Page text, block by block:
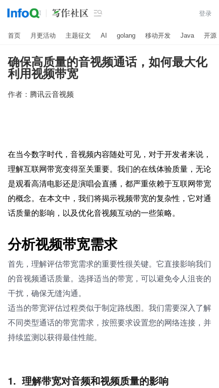
 登录
首页 月更活动 主题征文 AI golang 移动开发 Java 开源
确保高质量的音视频通话，如何最大化
利用视频带宽
作者： 腾讯云音视频
在当今数字时代，音视频内容随处可见，对于开发者来说，
理解互联网带宽变得至关重要。我们的在线体验质量，无论
是观看高清电影还是演唱会直播，都严重依赖于互联网带宽
的概念。在本文中，我们将揭示视频带宽的复杂性，它对通
话质量的影响，以及优化音视频互动的一些策略。
分析视频带宽需求
首先，理解评估带宽需求的重要性很关键。它直接影响我们
的音视频通话质量。选择适当的带宽，可以避免令人沮丧的
干扰，确保无缝沟通。
适当的带宽评估过程类似于制定路线图。我们需要深入了解
不同类型通话的带宽需求，按照要求设置您的网络连接，并
持续监测以获得最佳性能。
1. 理解带宽对音频和视频质量的影响